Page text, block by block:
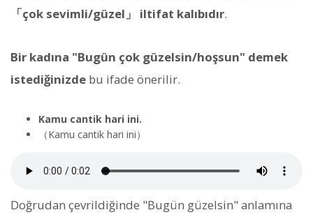
「çok sevimli/güzel」 iltifat kalıbıdır.
Bir kadına "Bugün çok güzelsin/hoşsun" demek
istediğinizde bu ifade önerilir.
Kamu cantik hari ini.
（Kamu cantik hari ini）
Doğrudan çevrildiğinde "Bugün güzelsin" anlamına